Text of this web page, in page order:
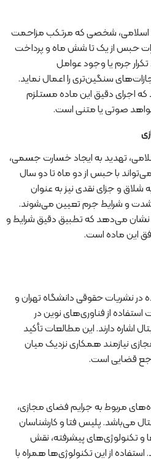
قانون مجازات اسلامی، شخصی که مرتکب مزاحمت
حبس از یک تا شش ماه و پرداخت
جرم یا وجود عوامل
سنگین‌تری را اعمال نماید.
اجرای دقیق این ماده مستلزم
صوتی یا متنی است.
اسلامی، تهدید به ایجاد خسارت جسمی،
با حبس از دو ماه تا دو سال
و جزای نقدی نیز به عنوان
و شرایط جرم تعیین می‌شوند.
می‌دهد که تطبیق دقیق شرایط و
این ماده است.
نشریات حقوقی دانشگاه تهران و
از فناوری‌های نوین در
دارند. این مطالعات تأکید
نیازمند همکاری نزدیک میان
قضایی است.
مربوط به جرایم فضای مجازی،
می‌باشد. پلیس فتا و کارشناسان
و تکنولوژی‌های پیشرفته، نقش
از این تکنولوژی‌ها همراه با